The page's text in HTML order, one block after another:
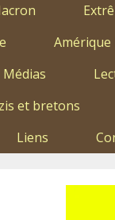
Amérique
Médias
et bretons
Liens